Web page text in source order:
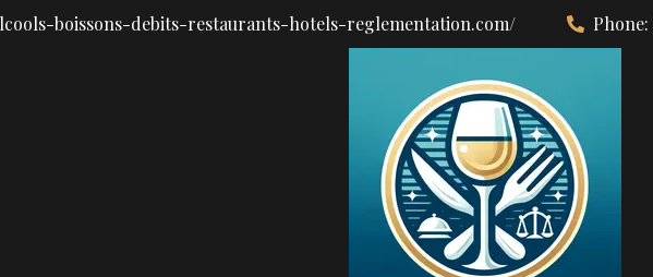
boissons-debits-restaurants-hotels-reglementation.com/ Phone: